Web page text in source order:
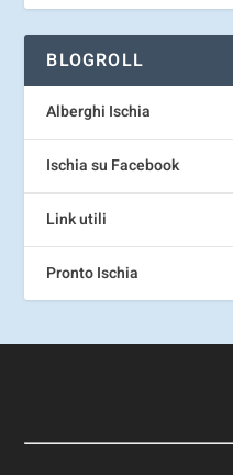
BLOGROLL
Alberghi Ischia
Ischia su Facebook
Link utili
Pronto Ischia